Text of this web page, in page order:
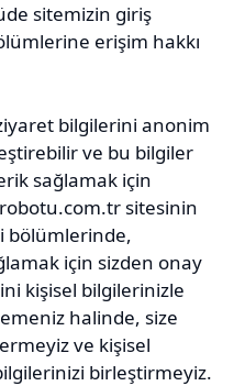
sitemizin giriş
erişim hakkı
bilgilerini anonim
ve bu bilgiler
sağlamak için
sitesinin
bölümlerinde,
için sizden onay
kişisel bilgilerinizle
halinde, size
ve kişisel
birleştirmeyiz.